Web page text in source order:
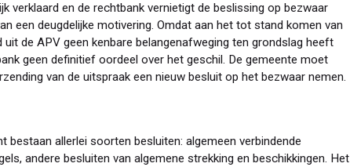
verklaard en de rechtbank vernietigt de beslissing op bezwaar
een deugdelijke motivering. Omdat aan het tot stand komen van
de APV geen kenbare belangenafweging ten grondslag heeft
geen definitief oordeel over het geschil. De gemeente moet
van de uitspraak een nieuw besluit op het bezwaar nemen.
bestaan allerlei soorten besluiten: algemeen verbindende
andere besluiten van algemene strekking en beschikkingen. Het